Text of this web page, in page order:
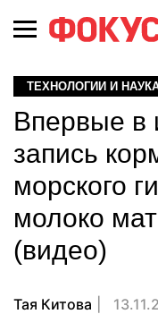
ТЕХНОЛОГИИ И
Впервые в
запись
морского
молоко
(видео)
Тая Китова